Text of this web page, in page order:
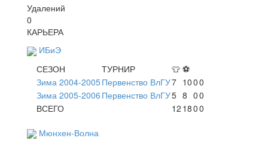
Удалений
0
КАРЬЕРА
ИБиЭ
СЕЗОН
ТУРНИР 👕 ⚽
Зима 2004-2005Первенство ВлГУ7 1000
Зима 2005-2006 Первенство ВлГУ5 8 00
ВСЕГО
12 1800
Мюнхен-Волна